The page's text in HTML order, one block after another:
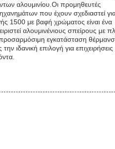
αλουμινίου.Οι προμηθευτές
που έχουν σχεδιαστεί
1500 με βαφή χρώματος είναι ένα
αλουμινένιους σπείρους με
εγκατάσταση
ιδανική επιλογή για